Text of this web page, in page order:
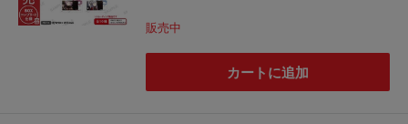
価
格
販売中
カートに追加